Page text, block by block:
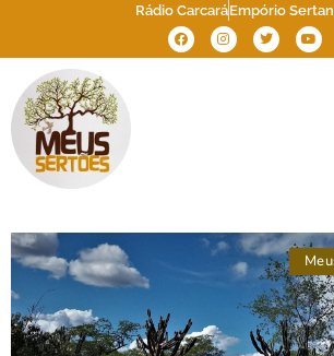
Rádio CarcaráEmpório